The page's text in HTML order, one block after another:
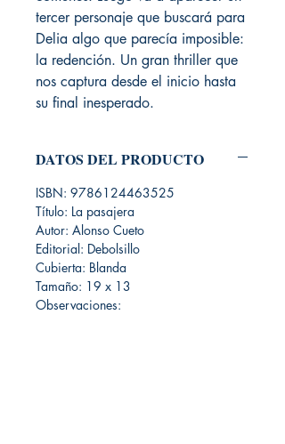
tercer personaje que buscará para
Delia algo que parecía imposible:
la redención. Un gran thriller que
nos captura desde el inicio hasta
su final inesperado.
DATOS DEL PRODUCTO
ISBN: 9786124463525
Título: La pasajera
Autor: Alonso Cueto
Editorial: Debolsillo
Cubierta: Blanda
Tamaño: 19 x 13
Observaciones: